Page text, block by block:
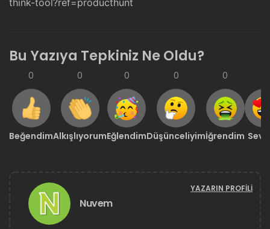
think-tool?ref=producthunt
Bu Yazıya Tepkiniz Ne Oldu?
0
Beğendim
0
Alkışlıyorum
0
Eğlendim
0
Düşünceliyim
0
İğrendim
Nuvem
YAZARIN PROFILI